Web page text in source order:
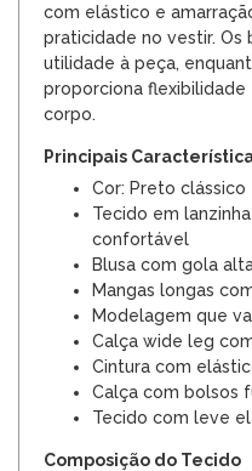
com elástico e
praticidade no vestir. Os
utilidade à peça,
proporciona
corpo.
Principais
Cor: Preto clássico
Tecido em
confortável
Blusa com gola
Mangas longas
Modelagem que
Calça wide leg
Cintura com
Calça com bolsos
Tecido com leve
Composição do Tecido